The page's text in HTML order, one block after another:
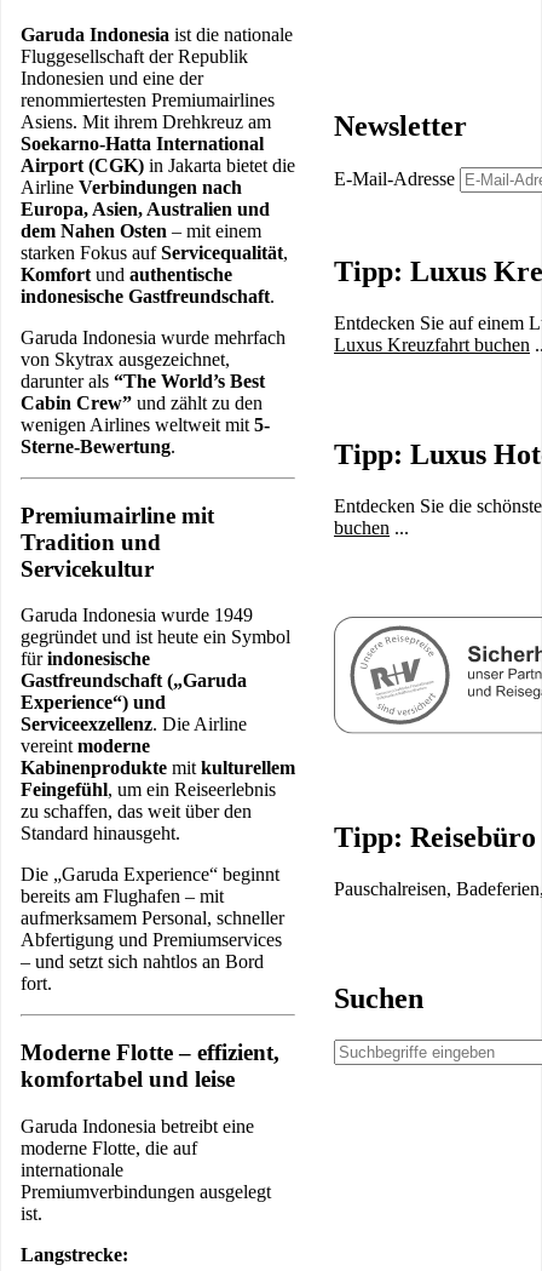
Garuda Indonesia ist die nationale
Fluggesellschaft der Republik
Indonesien und eine der
renommiertesten Premiumairlines
Asiens. Mit ihrem Drehkreuz am
Soekarno-Hatta International
Airport (CGK) in Jakarta bietet die
Airline Verbindungen nach
Europa, Asien, Australien und
dem Nahen Osten – mit einem
starken Fokus aufServicequalität,
Komfort und authentische
indonesische Gastfreundschaft.
Garuda Indonesia wurde mehrfach
von Skytrax ausgezeichnet,
darunter als “The World’s Best
Cabin Crew” und zählt zu den
wenigen Airlines weltweit mit 5-
Sterne-Bewertung.
Premiumairline mit
Tradition und
Servicekultur
Garuda Indonesia wurde 1949
gegründet und ist heute ein Symbol
fürindonesische
Gastfreundschaft („Garuda
Experience“) und
Serviceexzellenz. Die Airline
vereint moderne
Kabinenprodukte mit kulturellem
Feingefühl, um ein Reiseerlebnis
zu schaffen, das weit über den
Standard hinausgeht.
Die „Garuda Experience“ beginnt
bereits am Flughafen – mit
aufmerksamem Personal, schneller
Abfertigung und Premiumservices
– und setzt sich nahtlos an Bord
fort.
Moderne Flotte – effizient,
komfortabel und leise
Garuda Indonesia betreibt eine
moderne Flotte, die auf
internationale
Premiumverbindungen ausgelegt
ist.
Langstrecke:
Newsletter
E-Mail-Adresse
Tipp: Luxus
Entdecken Sie auf einem
Luxus Kreuzfahrt buchen
Tipp: Luxus
Entdecken Sie die
buchen ...
Tipp: Reisebüro
Pauschalreisen,
Suchen